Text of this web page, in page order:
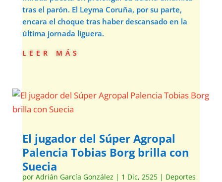
tras el parón. El Leyma Coruña, por su parte,
encara el choque tras haber descansado en la
última jornada liguera.
leer más
El jugador del Súper Agropal
Palencia Tobias Borg brilla con
Suecia
por Adrián García González | 1 Dic, 2525| Deportes